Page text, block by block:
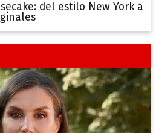
del estilo New York a